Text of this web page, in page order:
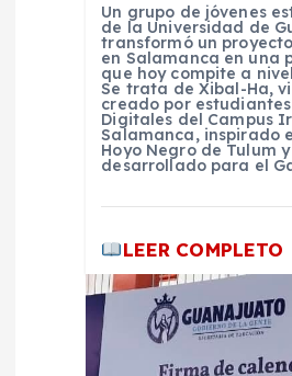
Un grupo de jóvenes
de la Universidad de
transformó un
en Salamanca en una
que hoy compite a
Se trata de Xibal-Ha,
creado por
Digitales del Campus
Salamanca, inspirado
Hoyo Negro de Tulum y
desarrollado para el
LEER COMPLETO